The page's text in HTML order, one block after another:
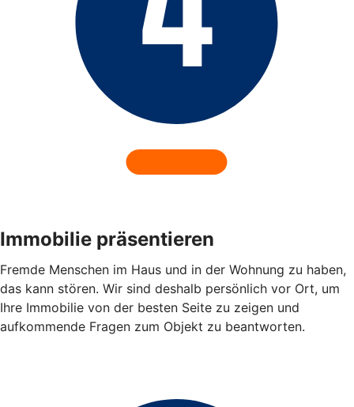
Immobilie präsentieren
Fremde Menschen im Haus und in der Wohnung zu haben,
das kann stören. Wir sind deshalb persönlich vor Ort, um
Ihre Immobilie von der besten Seite zu zeigen und
aufkommende Fragen zum Objekt zu beantworten.